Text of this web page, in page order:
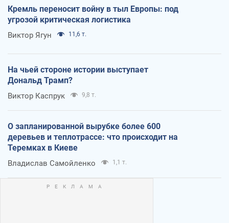
Кремль переносит войну в тыл Европы: под
угрозой критическая логистика
Виктор Ягун 11,6 т.
На чьей стороне истории выступает
Дональд Трамп?
Виктор Каспрук 9,8 т.
О запланированной вырубке более 600
деревьев и теплотрассе: что происходит на
Теремках в Киеве
Владислав Самойленко 1,1 т.